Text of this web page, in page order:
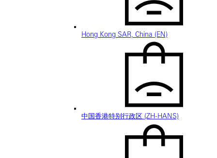
Hong Kong SAR, China (EN)
中国香港特别行政区 (ZH-HANS)